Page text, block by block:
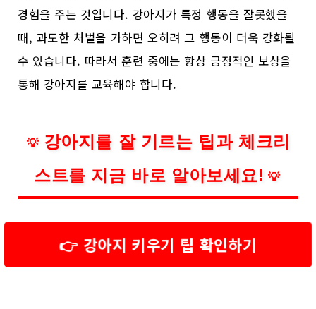
경험을 주는 것입니다. 강아지가 특정 행동을 잘못했을
때, 과도한 처벌을 가하면 오히려 그 행동이 더욱 강화될
수 있습니다. 따라서 훈련 중에는 항상 긍정적인 보상을
통해 강아지를 교육해야 합니다.
💡 강아지를 잘 기르는 팁과 체크리
스트를 지금 바로 알아보세요! 💡
👉 강아지 키우기 팁 확인하기